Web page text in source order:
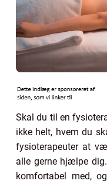
Skal du til en
ikke helt, hvem du
fysioterapeuter at
alle gerne hjælpe
komfortabel med,